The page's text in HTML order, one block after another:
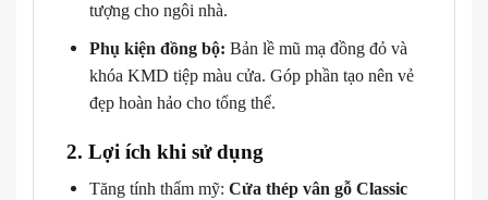
tượng cho ngôi nhà.
Phụ kiện đồng bộ: Bản lề mũ mạ đồng đỏ và
khóa KMD tiệp màu cửa. Góp phần tạo nên vẻ
đẹp hoàn hảo cho tổng thể.
2. Lợi ích khi sử dụng
Tăng tính thẩm mỹ: Cửa thép vân gỗ Classic